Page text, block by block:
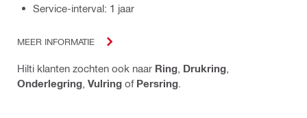
Service-interval: 1 jaar
MEER INFORMATIE
Hilti klanten zochten ook naar Ring Drukring
Onderlegring Vulring of Persring